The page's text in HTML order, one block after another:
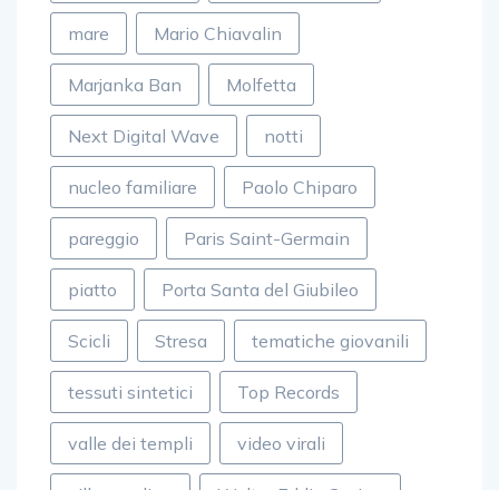
mare Mario Chiavalin
Marjanka Ban Molfetta
Next Digital Wave notti
nucleo familiare Paolo Chiparo
pareggio Paris Saint-Germain
piatto Porta Santa del Giubileo
Scicli Stresa tematiche giovanili
tessuti sintetici Top Records
valle dei templi video virali